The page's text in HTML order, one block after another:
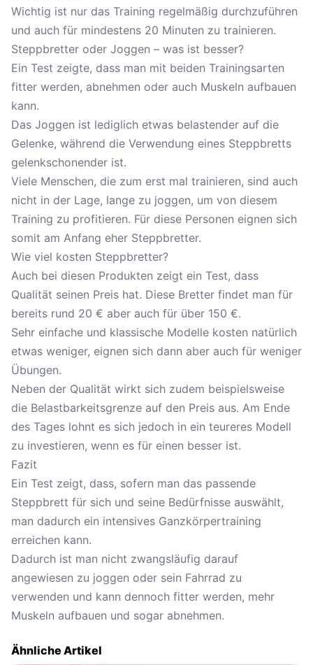
Wichtig ist nur das Training regelmäßig durchzuführen
und auch für mindestens 20 Minuten zu trainieren.
Steppbretter oder Joggen – was ist besser?
Ein Test zeigte, dass man mit beiden Trainingsarten
fitter werden, abnehmen oder auch Muskeln aufbauen
kann.
Das Joggen ist lediglich etwas belastender auf die
Gelenke, während die Verwendung eines Steppbretts
gelenkschonender ist.
Viele Menschen, die zum erst mal trainieren, sind auch
nicht in der Lage, lange zu joggen, um von diesem
Training zu profitieren. Für diese Personen eignen sich
somit am Anfang eher Steppbretter.
Wie viel kosten Steppbretter?
Auch bei diesen Produkten zeigt ein Test, dass
Qualität seinen Preis hat. Diese Bretter findet man für
bereits rund 20 € aber auch für über 150 €.
Sehr einfache und klassische Modelle kosten natürlich
etwas weniger, eignen sich dann aber auch für weniger
Übungen.
Neben der Qualität wirkt sich zudem beispielsweise
die Belastbarkeitsgrenze auf den Preis aus. Am Ende
des Tages lohnt es sich jedoch in ein teureres Modell
zu investieren, wenn es für einen besser ist.
Fazit
Ein Test zeigt, dass, sofern man das passende
Steppbrett für sich und seine Bedürfnisse auswählt,
man dadurch ein intensives Ganzkörpertraining
erreichen kann.
Dadurch ist man nicht zwangsläufig darauf
angewiesen zu joggen oder sein Fahrrad zu
verwenden und kann dennoch fitter werden, mehr
Muskeln aufbauen und sogar abnehmen.
Ähnliche Artikel